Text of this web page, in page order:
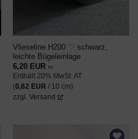
Vlieseline H200 ♡ schwarz,
leichte Bügeleinlage
6,20 EUR m
Enthält 20% MwSt. AT
(0,62 EUR / 10 cm)
zzgl. Versand